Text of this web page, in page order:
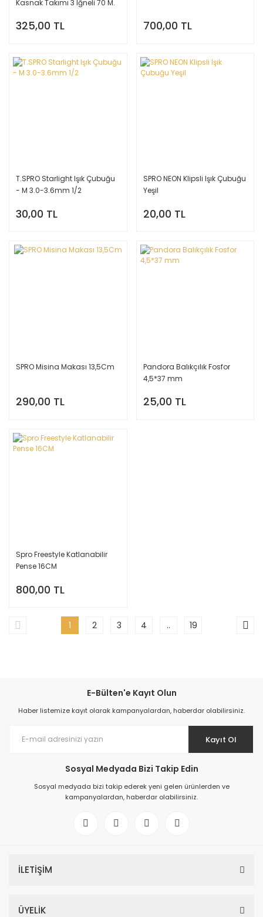
Kasnak Takımı 3 Iğneli 70 M.
325,00 TL 700,00 TL
T.SPRO Starlight Işık Çubuğu
- M 3.0-3.6mm 1/2
30,00 TL
SPRO NEON Klipsli Işık Çubuğu
Yeşil
20,00 TL
SPRO Misina Makası 13,5Cm
290,00 TL
Pandora Balıkçılık Fosfor
4,5*37 mm
25,00 TL
Spro Freestyle Katlanabilir
Pense 16CM
800,00 TL
1 2 3 4 .. 19
E-Bülten'e Kayıt Olun
Haber listemize kayıt olarak kampanyalardan, haberdar olabilirsiniz.
Kayıt Ol
Sosyal Medyada Bizi Takip Edin
Sosyal medyada bizi takip ederek yeni gelen ürünlerden ve
kampanyalardan, haberdar olabilirsiniz.
İLETİŞİM
ÜYELİK